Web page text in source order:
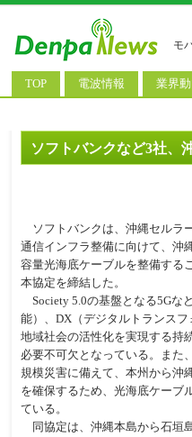
モ
TOP 電波情報
基地局ニュース
業界
決算情
料金改
ソフトバンクなど3社、
ソフトバンクは、沖縄セルラ
通信インフラ整備に向けて、沖
容量光海底ケーブルを整備する
本協定を締結した。
Society 5.0の基盤となる5Gな
能）、DX（デジタルトランス
地域社会の活性化を実現する持
必要不可欠となっている。また
規模災害に備えて、本州から沖
を確保するため、光海底ケーブ
ている。
同協定は、沖縄本島から石垣